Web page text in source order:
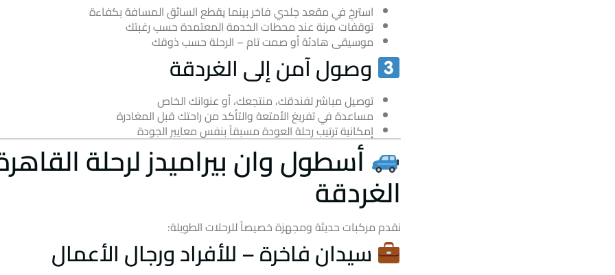
استرخِ في مقعد جلدي فاخر بينما يقطع السائق المسافة بكفاءة
توقفات مرنة عند محطات الخدمة المعتمدة حسب رغبتك
موسيقى هادئة أو صمت تام – الرحلة حسب ذوقك
وصول آمن إلى الغردقة
توصيل مباشر لفندقك، منتجعك، أو عنوانك الخاص
مساعدة في تفريغ الأمتعة والتأكد من راحتك قبل المغادرة
إمكانية ترتيب رحلة العودة مسبقاً بنفس معايير الجودة
أسطول وان بيراميدز لرحلة
الغردقة
نقدم مركبات حديثة ومجهزة خصيصاً للرحلات الطويلة:
سيدان فاخرة – للأفراد ورجال الأعمال